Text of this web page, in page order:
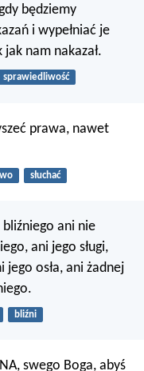
będziemy
i wypełniać je
nam nakazał.
sprawiedliwość
prawa, nawet
słuchać
bliźniego ani nie
ani jego sługi,
jego osła, ani żadnej
bliźni
swego Boga, abyś